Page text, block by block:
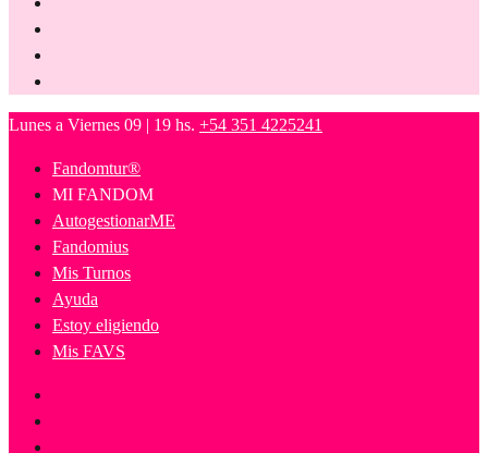
Lunes a Viernes 09 | 19 hs. +54 351 4225241
Fandomtur®
MI FANDOM
AutogestionarME
Fandomius
Mis Turnos
Ayuda
Estoy eligiendo
Mis FAVS